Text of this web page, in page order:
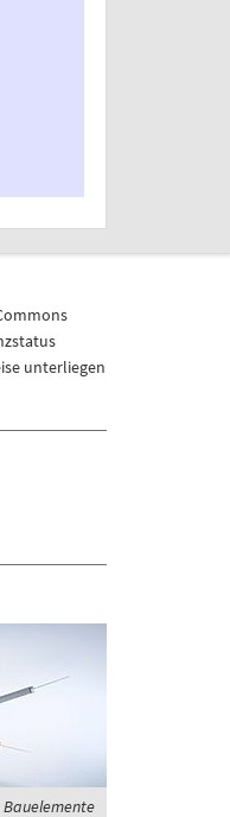
unterliegen
Bauelemente